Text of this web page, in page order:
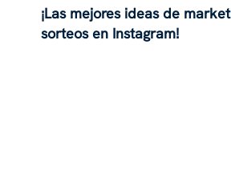
¡Las mejores ideas de
sorteos en Instagram!